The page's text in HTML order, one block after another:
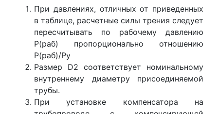
При давлениях, отличных от приведенных
в таблице, расчетные силы трения следует
пересчитывать по рабочему давлению
Р(раб) пропорционально отношению
Р(раб)/Ру
Размер D2 соответствует номинальному
внутреннему диаметру присоединяемой
трубы.
При установке компенсатора на